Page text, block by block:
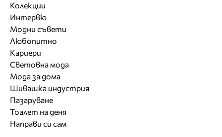
Колекции
Интервю
Модни съвети
Любопитно
Кариери
Световна мода
Мода за дома
Шивашка индустрия
Пазаруване
Тоалет на деня
Направи си сам